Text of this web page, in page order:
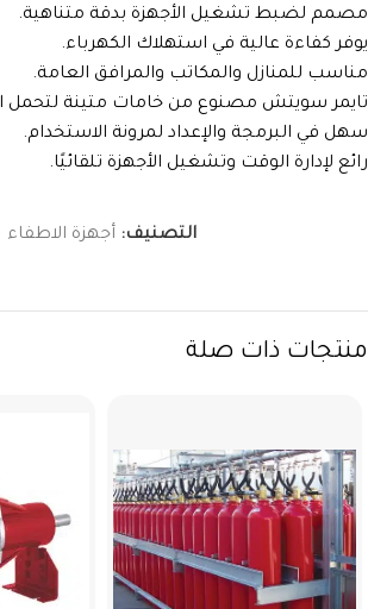
مصمم لضبط تشغيل الأجهزة بدقة متناهية.
يوفر كفاءة عالية في استهلاك الكهرباء.
مناسب للمنازل والمكاتب والمرافق العامة.
تايمر سويتش مصنوع من خامات متينة لتحمل
سهل في البرمجة والإعداد لمرونة الاستخدام.
رائع لإدارة الوقت وتشغيل الأجهزة تلقائيًا.
التصنيف: أجهزة الاطفاء
منتجات ذات صلة